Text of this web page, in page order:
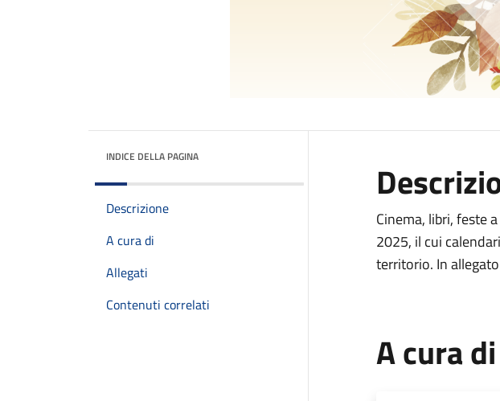
INDICE DELLA PAGINA
Descrizione
A cura di
Allegati
Contenuti correlati
Cinema, libri, feste
2025, il cui
territorio. In
A cura di